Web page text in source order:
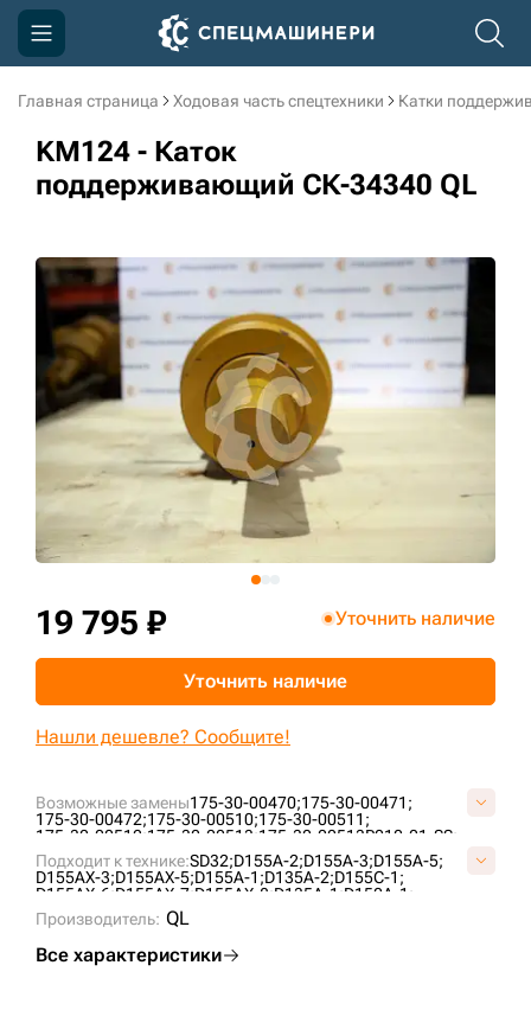
Главная страница Ходовая часть спецтехники Катки
KM124 - Каток
поддерживающий СК-34340 QL
Возможные замены175-30-00470;175-30-00471;
175-30-00472;175-30-00510;175-30-00511;
175-30-00512;175-30-00513;175-30-00513P010-01-SS;
175-30-00514;
175-30-00515;175-30-00516;
175-30-00517;175-30-00532;17A-30-00720;
17A-30-00721;17A-30-00730; 17A-30-00731;
VKM124V;ZZ1753000517;
Подходит к технике:SD32;D155A-2;D155A-3;D155A-5;
D155AX-3;D155AX-5;D155A-1;D135A-2;D155C-1;
D155AX-6;D155AX-7;D155AX-8;D135A-1;D150A-1;
CLG B320;
Производитель: QL
Все характеристики
19 795 ₽ Уточнить наличие
Уточнить наличие
Нашли дешевле? Сообщите!
Компания
Акции
Информация
Контакты
3D тур по производству
3D тур по складам
sksale@skdst.ru
+7 (499) 394-50-93